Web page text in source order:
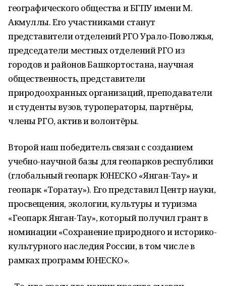
географического общества и БГПУ имени М.
Акмуллы. Его участниками станут
представители отделений РГО Урало-Поволжья,
председатели местных отделений РГО из
городов и районов Башкортостана, научная
общественность, представители
природоохранных организаций, преподаватели
и студенты вузов, туроператоры, партнёры,
члены РГО, актив и волонтёры.
Второй наш победитель связан с созданием
учебно-научной базы для геопарков республики
(глобальный геопарк ЮНЕСКО «Янган-Тау» и
геопарк «Торатау»). Его представил Центр науки,
просвещения, экологии, культуры и туризма
«Геопарк Янган-Тау», который получил грант в
номинации «Сохранение природного и историко-
культурного наследия России, в том числе в
рамках программ ЮНЕСКО».